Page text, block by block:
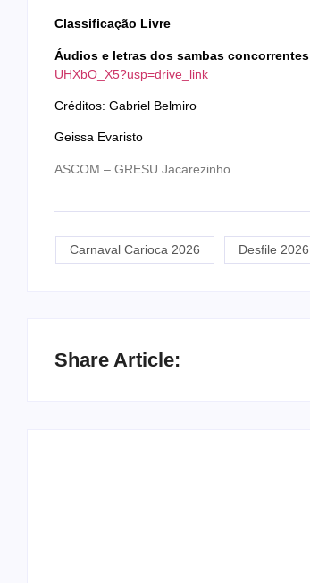
Classificação Livre
Áudios e letras dos sambas concorrentes
UHXbO_X5?usp=drive_link
Créditos: Gabriel Belmiro
Geissa Evaristo
ASCOM – GRESU Jacarezinho
Carnaval Carioca 2026 Desfile 2026
Share Article: